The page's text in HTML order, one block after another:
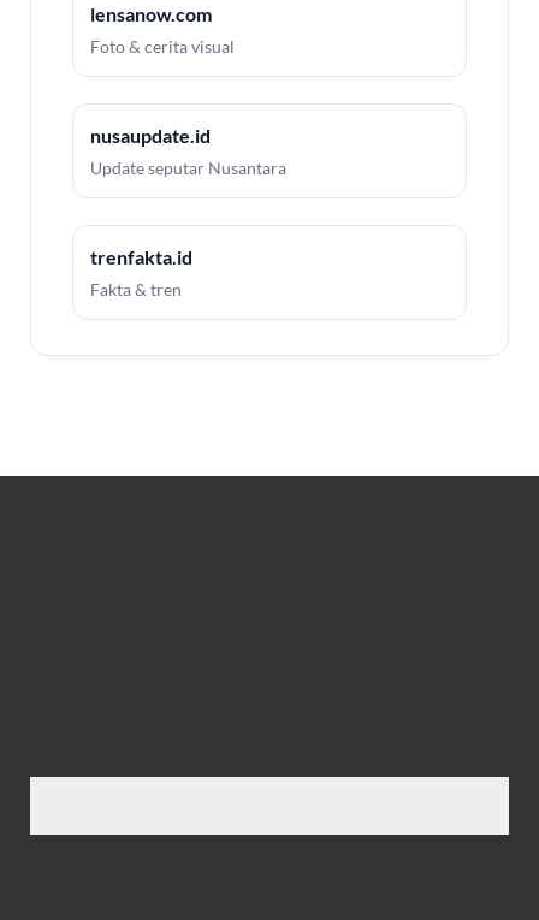
lensanow.com
Foto & cerita visual
nusaupdate.id
Update seputar Nusantara
trenfakta.id
Fakta & tren